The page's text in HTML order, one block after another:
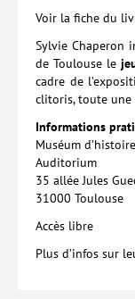
Voir la fiche du
Sylvie Chaperon
de Toulouse le
cadre de
clitoris, toute une
Informations
Muséum
Auditorium
35 allée Jules
31000 Toulouse
Accès libre
Plus d’infos sur